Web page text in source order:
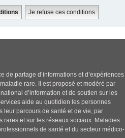
de partage d’informations et d’expériences
rare. Il est proposé et modéré par
d’information et de soutien sur les
aide au quotidien les personnes
leur parcours de santé et de vie, par
rares et sur les réseaux sociaux. Maladies
de santé et du secteur médico-